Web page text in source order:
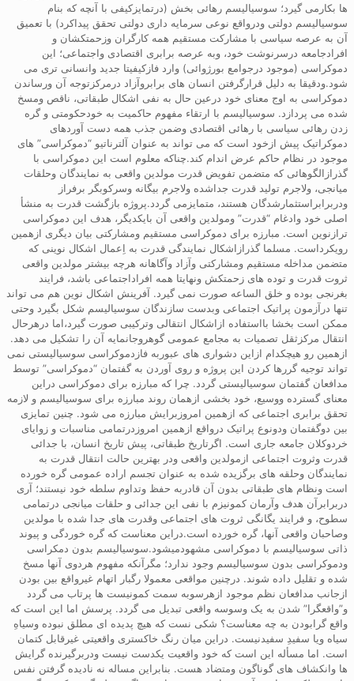
ها بکارمی گیرد؛ سوسیالیسم رهائی بخش (درتمایزکیفی با آنچه که بنام
سوسیالیسم دولتی ودرواقع نوعی سرمایه داری دولتی تحقق پیداکرد) با تعمیق
آن به عرصه سیاسی با مشارکت مستقیم همه کارگران وزحمتکشان و
افرادجامعه درسرنوشت خود، وبه عرصه برابری اقتصادی واجتماعی؛ این
دموکراسی (موجود درجوامع بورژوائی) وارد فازکیفیتا جدید وانسانی تری می
شود.ودقیقا به دلیل قرارگرفتن انسان های برابروآزاد درمرکزتوجه آن ورساندن
دموکراسی به اوج معنای خود درعین حال به نفی اشکال طبقاتی، ناقص ومسخ
شده می پردازد. سوسیالیسم با ارتقاء مفهوم حاکمیت به خودحکومتی و گره
زدن رهائی سیاسی با رهائی اقتصادی وضمن جذب همه دست آوردهای
دموکراتیک پیش ازخود است که می تواند به عنوان آلترناتیو “دموکراسی” های
موجود در نظام حاکم عرض اندام کند.چناکه معلوم است این دموکراسی با
گذرازالگوهائی که متضمن تفویض قدرت مولدین واقعی به نمایندگان وحلقات
میانجی، ولاجرم تولید قدرت جداشده ولاجرم بیگانه وسرکوبگر برفراز
ودربرابراستثمارشدگان هستند، متمایزمی گردد.پروژه بازگشت قدرت به منشأ
اصلی خود وادغام “قدرت” ومولدین واقعی آن بایکدیگر، هدف این دموکراسی
ترازنوین است. مبارزه برای دموکراسی مستقیم ومشارکتی بیان دیگری ازهمین
رویکرداست. مسلما گذرازاشکال نمایندگی قدرت به اِعمال اشکال نوینی که
متضمن مداخله مستقیم ومشارکتی وآزاد وآگاهانه هرچه بیشتر مولدین واقعی
ثروت قدرت و توده های زحمتکش ونهایتا همه افراداجتماعی باشد، فرایند
بغرنجی بوده و خلق الساعه صورت نمی گیرد. آفرینش اشکال نوین هم می تواند
تنها درآزمون پراتیک اجتماعی وبدست سازندگان سوسیالیسم شکل بگیرد وحتی
ممکن است بخشا بااستفاده ازاشکال انتقالی وترکیبی صورت گیرد،اما درهرحال
انتقال مرکزثقل تصمیات به مجامع عمومی گوهروجانمایه آن را تشکیل می دهد.
ازهمین رو هیچکدام ازاین دشواری های عبوربه فازدموکراسی سوسیالیستی نمی
تواند توجیه گررها کردن این پروژه و روی آوردن به گفتمان “دموکراسی” توسط
مدافعان گفتمان سوسیالیستی گردد. چرا که مبارزه برای دموکراسی دراین
معنای گسترده ووسیع، خود بخشی ازهمان روند مبارزه برای سوسیالیسم و لازمه
تحقق برابری اجتماعی که ازهمین امروزبرایش مبارزه می شود. چنین تمایزی
بین دوگفتمان ودونوع پراتیک درواقع ازهمین امروزدرتمامی مناسبات و زوایای
خردوکلان جامعه جاری است. اگرتاریخ طبقاتی، پیش تاریخ انسان، با جدائی
قدرت وثروت اجتماعی ازمولدین واقعی ودر بهترین حالت انتقال قدرت به
نمایندگان وحلقه های برگزیده شده به عنوان تجسم اراده عمومی گره خورده
است ونظام های طبقاتی بدون آن قادربه حفظ وتداوم سلطه خود نیستند؛ آری
دربرابرآن هدف وآرمان کمونیزم با نفی این جدائی و حلقات میانجی درتمامی
سطوح، و فرایند یگانگی ثروت های اجتماعی وقدرت های جدا شده با مولدین
وصاحبان واقعی آنها، گره خورده است.دراین معناست که گره خوردگی و پیوند
ذاتی سوسیالیسم با دموکراسی مشهودمیشود.سوسیالیسم بدون دمکراسی
ودموکراسی بدون سوسیالیسم وجود ندارد؛ مگرآنکه مفهوم هردوی آنها مسخ
شده و تقلیل داده شوند. درچنین مواقعی معمولا رگبار اتهام غیرواقع بین بودن
ازجانب مدافعان نظم موجود ازهرسوبه سمت کمونیست ها پرتاب می گردد
و”واقعگرا” شدن به یک وسوسه واقعی تبدیل می گردد. پرسش اما این است که
واقع گرابودن به چه معناست؟ شکی نست که هیچ پدیده ای مطلق نبوده وسیاهِ
سیاه ویا سفیدِ سفیدنیست. دراین میان رنگ خاکستری واقعیتی غیرقابل کتمان
است. اما مسأله این است که خود واقعیت یکدست نیست ودربرگیرنده گرایش
ها وانکشاف های گوناگون ومتضاد هست. بنابراین مساله نه نادیده گرفتن نفس